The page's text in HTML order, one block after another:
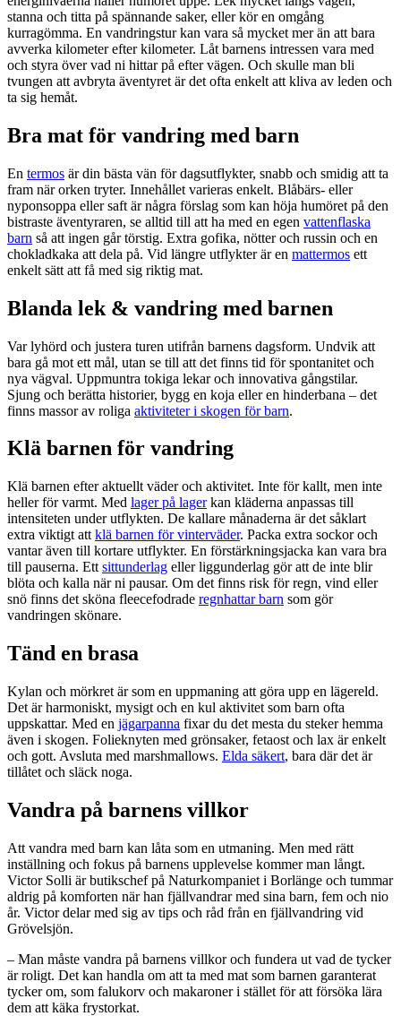
stanna och titta på spännande saker, eller kör en omgång
kurragömma. En vandringstur kan vara så mycket mer än att bara
avverka kilometer efter kilometer. Låt barnens intressen vara med
och styra över vad ni hittar på efter vägen. Och skulle man bli
tvungen att avbryta äventyret är det ofta enkelt att kliva av leden och
ta sig hemåt.
Bra mat för vandring med barn
En termos är din bästa vän för dagsutflykter, snabb och smidig att ta
fram när orken tryter. Innehållet varieras enkelt. Blå­bärs- eller
nyponsoppa eller saft är några förslag som kan höja humöret på den
bistraste äventyra­ren, se alltid till att ha med en egen vattenflaska
barn så att ingen går törstig. Extra gofika, nötter och russin och en
chokladkaka att dela på. Vid längre utflykter är en mattermos ett
enkelt sätt att få med sig riktig mat.
Blanda lek & vandring med barnen
Var lyhörd och justera turen utifrån barnens dagsform. Undvik att
bara gå mot ett mål, utan se till att det finns tid för spontanitet och
nya vägval. Uppmuntra tokiga lekar och innovativa gångstilar.
Sjung och berätta historier, bygg en koja eller en hinderbana – det
finns massor av roliga aktiviteter i skogen för barn.
Klä barnen för vandring
Klä barnen efter aktuellt väder och aktivitet. Inte för kallt, men inte
heller för varmt. Med lager på lagerkan kläderna anpassas till
intensiteten under utflykten. De kallare månaderna är det såklart
extra viktigt att klä barnen för vinterväder. Packa extra sockor och
vantar även till kortare utflykter. En förstärkningsjacka kan vara bra
till pauserna. Ett sittunderlag eller liggunderlag gör att de inte blir
blöta och kalla när ni pausar. Om det finns risk för regn, vind eller
snö finns det sköna fleecefodrade regnhattar barn som gör
vandringen skönare.
Tänd en brasa
Kylan och mörkret är som en upp­maning att göra upp en lägereld.
Det är harmoniskt, mysigt och en kul aktivitet som barn ofta
uppskattar. Med en jägarpanna fixar du det mesta du steker hemma
även i skogen. Folieknyten med grönsaker, fetaost och lax är enkelt
och gott. Avsluta med marshmallows. Elda säkert, bara där det är
tillåtet och släck noga.
Vandra på barnens villkor
Att vandra med barn kan låta som en utmaning. Men med rätt
inställning och fokus på barnens upplevelse kommer man långt.
Victor Solli är butikschef på Naturkompaniet i Borlänge och tummar
aldrig på komforten när han fjällvandrar med sina barn, fem och nio
år. Victor delar med sig av tips och råd från en fjällvandring vid
Grövelsjön.
– Man måste vandra på barnens villkor och fundera ut vad de tycker
är roligt. Det kan handla om att ta med mat som barnen garanterat
tycker om, som falukorv och makaroner i stället för att försöka lära
dem att käka frystorkat.